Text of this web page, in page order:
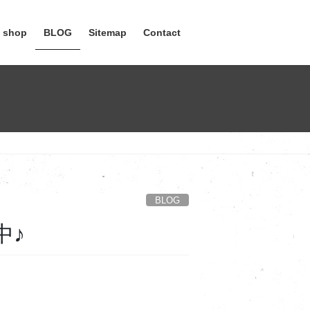
shop BLOG Sitemap Contact
BLOG
♪